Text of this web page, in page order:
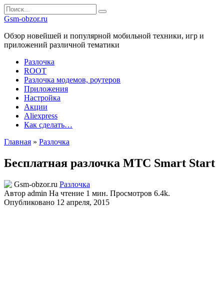
Перейти
к
Search
for:
Gsm-obzor.ru
Обзор новейшей и популярной мобильной техники, игр и
приложений различной тематики
Разлочка
ROOT
Разлочка модемов, роутеров
Приложения
Настройка
Акции
Aliexpress
Как сделать…
Главная » Разлочка
Бесплатная разлочка МТС Smart Start
Разлочка
Автор admin На чтение 1 мин. Просмотров 6.4k.
Опубликовано 12 апреля, 2015